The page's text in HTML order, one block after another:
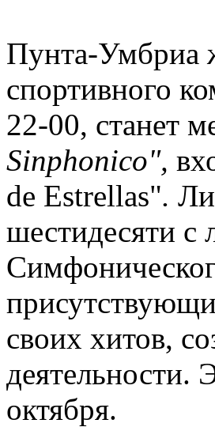
Пунта-Умбриа
спортивного
22-00, станет
Sinphonico",
de Estrellas".
шестидесяти с
своих хитов,
деятельности.
октября.